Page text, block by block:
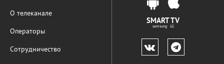
О телеканале
Операторы
Сотрудничество
SMART TV
samsung LG